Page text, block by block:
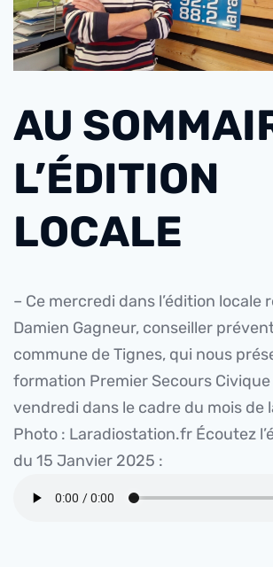
AU
L’ÉDITION
LOCALE
– Ce mercredi dans l’édition locale
Damien Gagneur, conseiller
commune de Tignes, qui nous
formation Premier Secours
vendredi dans le cadre du mois de
Photo : Laradiostation.fr Écoutez
du 15 Janvier 2025 :